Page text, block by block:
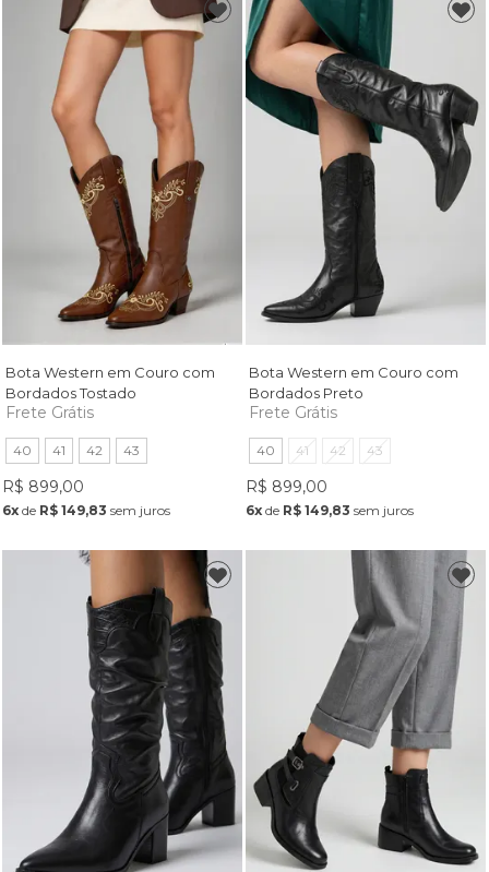
Bota Western em Couro com
Bordados Tostado
Frete Grátis
40 41 42 43
R$ 899,00
6xde R$ 149,83 sem juros
Bota Western em Couro com
Bordados Preto
Frete Grátis
40 41 42 43
R$ 899,00
6x de R$ 149,83 sem juros